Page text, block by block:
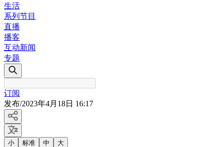
生活
系列节目
直播
播客
互动新闻
专题
订阅
发布/2023年4月18日 16:17
小 标准 中 大